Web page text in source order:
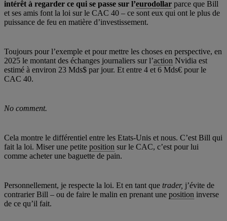
intérêt à regarder ce qui se passe sur l’eurodollar parce que Bill
et ses amis font la loi sur le CAC 40 – ce sont eux qui ont le plus de
puissance de feu en matière d’investissement.
Toujours pour l’exemple et pour mettre les choses en perspective, en
2025 le montant des échanges journaliers sur l’action Nvidia est
estimé à environ 23 Mds$ par jour. Et entre 4 et 6 Mds€ pour le
CAC 40.
No comment.
Cela montre le différentiel entre les Etats-Unis et nous. C’est Bill qui
fait la loi. Miser une petite position sur le CAC, c’est pour lui
comme acheter une baguette de pain.
Personnellement, je respecte la loi. Et en tant que trader, j’évite de
contrarier Bill – ou de faire le malin en prenant une position inverse
de ce qu’il fait.